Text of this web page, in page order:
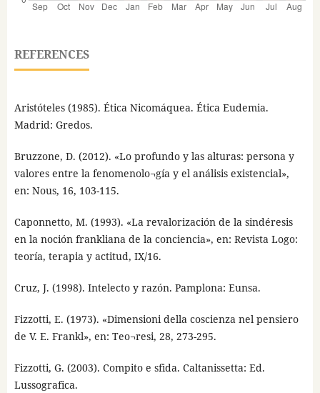
REFERENCES
Aristóteles (1985). Ética Nicomáquea. Ética Eudemia.
Madrid: Gredos.
Bruzzone, D. (2012). «Lo profundo y las alturas: persona y
valores entre la fenomenolo¬gía y el análisis existencial»,
en: Nous, 16, 103-115.
Caponnetto, M. (1993). «La revalorización de la sindéresis
en la noción frankliana de la conciencia», en: Revista Logo:
teoría, terapia y actitud, IX/16.
Cruz, J. (1998). Intelecto y razón. Pamplona: Eunsa.
Fizzotti, E. (1973). «Dimensioni della coscienza nel pensiero
de V. E. Frankl», en: Teo¬resi, 28, 273-295.
Fizzotti, G. (2003). Compito e sfida. Caltanissetta: Ed.
Lussografica.